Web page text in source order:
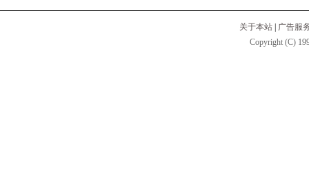
关于本站
广告服
Copyright (C)